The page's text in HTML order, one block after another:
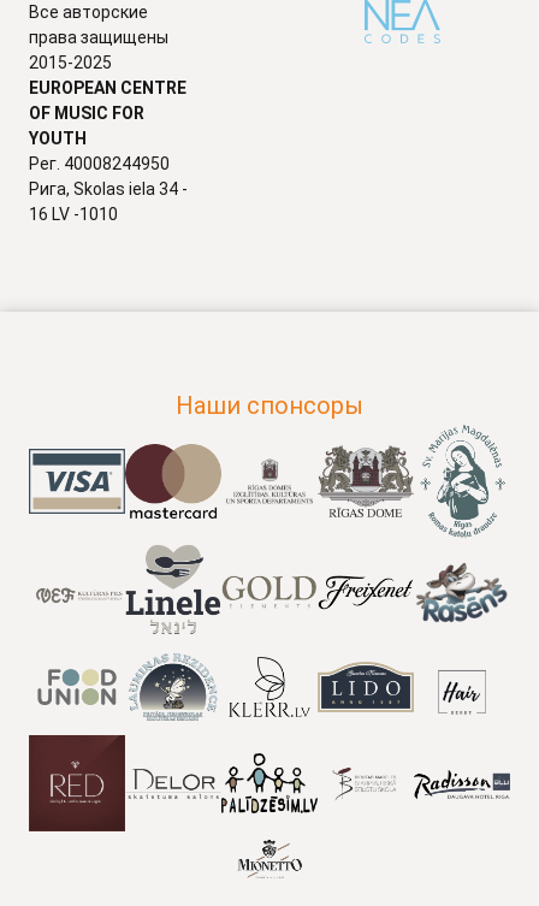
Все авторские
права защищены
2015-2025
EUROPEAN CENTRE
OF MUSIC FOR
YOUTH
Рег. 40008244950
Рига, Skolas iela 34 -
16 LV -1010
Наши спонсоры